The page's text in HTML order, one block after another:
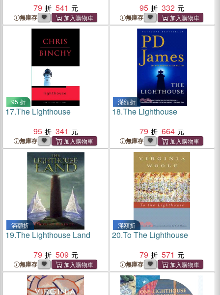
79
541
無庫存
95
332
無庫存
95 折
17.The Lighthouse
95
341
無庫存
滿額折
18.The Lighthouse
79
664
無庫存
滿額折
19.The Lighthouse Land
79
509
無庫存
滿額折
20.To The Lighthouse
79
571
無庫存